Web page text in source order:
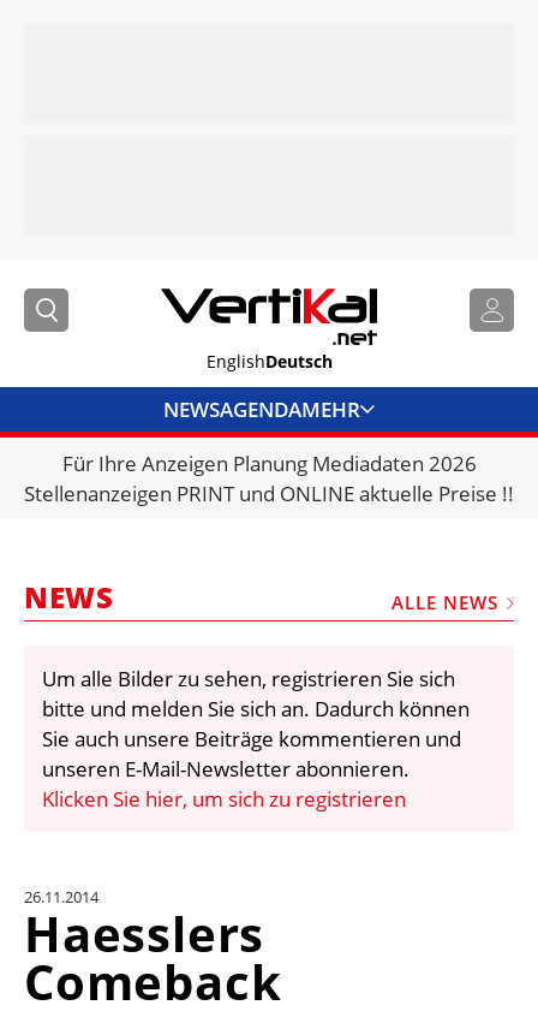
EnglishDeutsch
NEWSAGENDAMEHR
BRANCHENLINKS
VERMIETER
VIDEOS
BIBLIOTHEK
KRAN & BÜHNE
EINHEITENKONVERTER
KONTAKT
Für Ihre Anzeigen Planung Mediadaten 2026
Stellenanzeigen PRINT und ONLINE aktuelle Preise !!
NEWS ALLE NEWS
Um alle Bilder zu sehen, registrieren Sie sich
bitte und melden Sie sich an. Dadurch können
Sie auch unsere Beiträge kommentieren und
unseren E-Mail-Newsletter abonnieren.
Klicken Sie hier, um sich zu registrieren
26.11.2014
Haesslers
Comeback